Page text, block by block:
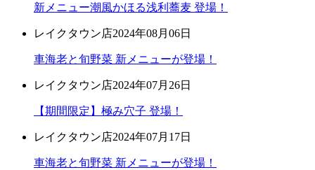
新メニュー潮風かほる浅利蕎麦 登場！
レイクタウン店2024年08月06日
車海老と旬野菜 新メニューが登場！
レイクタウン店2024年07月26日
【期間限定】極み穴子 登場！
レイクタウン店2024年07月17日
車海老と旬野菜 新メニューが登場！